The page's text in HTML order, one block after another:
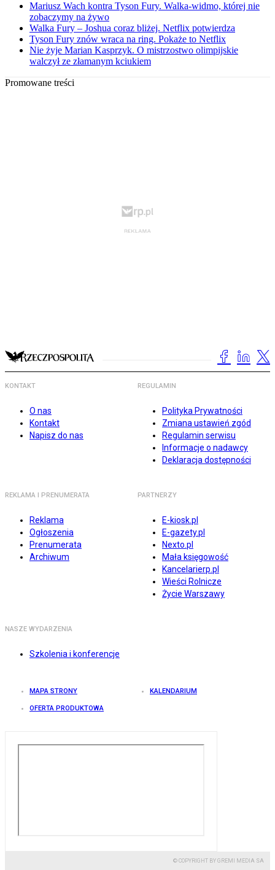
Mariusz Wach kontra Tyson Fury. Walka-widmo, której nie
zobaczymy na żywo
Walka Fury – Joshua coraz bliżej. Netflix potwierdza
Tyson Fury znów wraca na ring. Pokaże to Netflix
Nie żyje Marian Kasprzyk. O mistrzostwo olimpijskie
walczył ze złamanym kciukiem
Promowane treści
KONTAKT
O nas
Kontakt
Napisz do nas
REGULAMIN
Polityka Prywatności
Zmiana ustawień zgód
Regulamin serwisu
Informacje o nadawcy
Deklaracja dostępności
REKLAMA I PRENUMERATA
Reklama
Ogłoszenia
Prenumerata
Archiwum
PARTNERZY
E-kiosk.pl
E-gazety.pl
Nexto.pl
Mała księgowość
Kancelarierp.pl
Wieści Rolnicze
Życie Warszawy
NASZE WYDARZENIA
Szkolenia i konferencje
MAPA STRONY KALENDARIUM
OFERTA PRODUKTOWA
© COPYRIGHT BY GREMI MEDIA SA